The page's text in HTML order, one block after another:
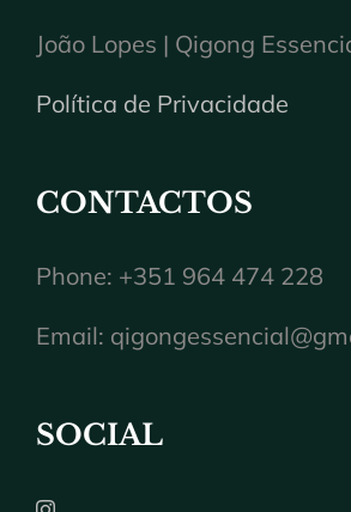
João Lopes | Qigong
Política de Privacidade
CONTACTOS
Phone: +351 964 474 228
Email:
SOCIAL